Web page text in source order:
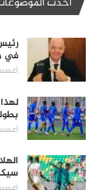
في
أغسطس
أغسطس